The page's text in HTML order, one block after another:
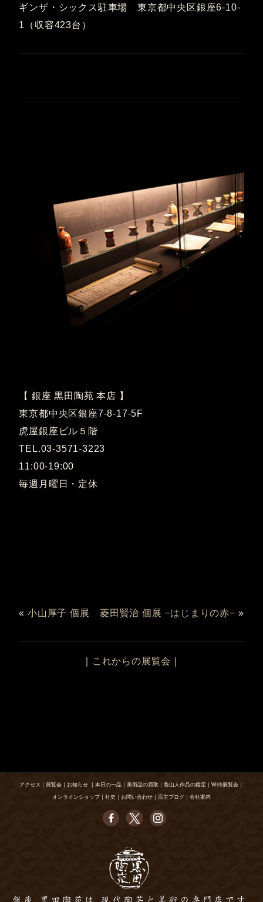
ギンザ・シックス駐車場 東京都中央区銀座6-10-
1（収容423台）
【 銀座 黒田陶苑 本店 】
東京都中央区銀座7-8-17-5F
虎屋銀座ビル５階
TEL.03-3571-3223
11:00-19:00
毎週月曜日・定休
«小山厚子 個展 菱田賢治 個展 −はじまりの赤− »
これからの展覧会
アクセス ｜ 展覧会 ｜ お知らせ ｜ 本日の一品 ｜ 美術品の買取 ｜ 魯山人作品の鑑定 ｜ Web展覧会 ｜
オンラインショップ｜ 社史 ｜ お問い合わせ ｜ 店主ブログ ｜ 会社案内